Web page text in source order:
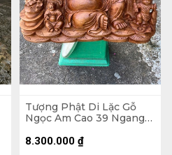
Tượng Phật Di Lặc Gỗ
Ngọc Am Cao 39 Ngang
8.300.000 ₫